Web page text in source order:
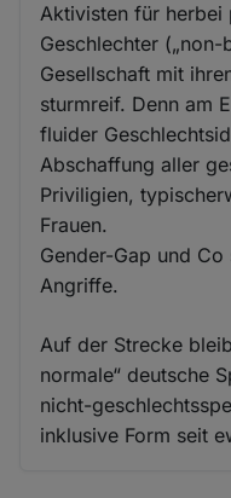
Aktivisten für herbei
Geschlechter
Gesellschaft mit
sturmreif. Denn am
fluider
Abschaffung aller
Priviligien,
Frauen.
Gender-Gap und
Angriffe.
Auf der Strecke
normale“ deutsche
nicht-
inklusive Form seit